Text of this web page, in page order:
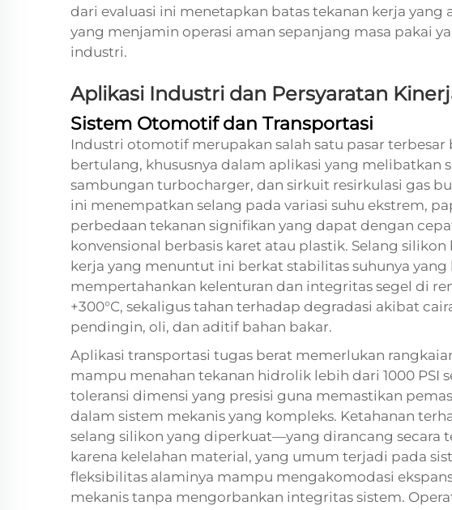
dari evaluasi ini menetapkan batas tekanan kerja yang
yang menjamin operasi aman sepanjang masa pakai
industri.
Aplikasi Industri dan Persyaratan
Sistem Otomotif dan Transportasi
Industri otomotif merupakan salah satu pasar
bertulang, khususnya dalam aplikasi yang melibatkan
sambungan turbocharger, dan sirkuit resirkulasi gas
ini menempatkan selang pada variasi suhu ekstrem,
perbedaan tekanan signifikan yang dapat dengan
konvensional berbasis karet atau plastik. Selang
kerja yang menuntut ini berkat stabilitas suhunya yang
mempertahankan kelenturan dan integritas segel di
+300°C, sekaligus tahan terhadap degradasi akibat
pendingin, oli, dan aditif bahan bakar.
Aplikasi transportasi tugas berat memerlukan
mampu menahan tekanan hidrolik lebih dari 1000 PSI
toleransi dimensi yang presisi guna memastikan
dalam sistem mekanis yang kompleks. Ketahanan
selang silikon yang diperkuat—yang dirancang secara
karena kelelahan material, yang umum terjadi pada
fleksibilitas alaminya mampu mengakomodasi
mekanis tanpa mengorbankan integritas sistem.